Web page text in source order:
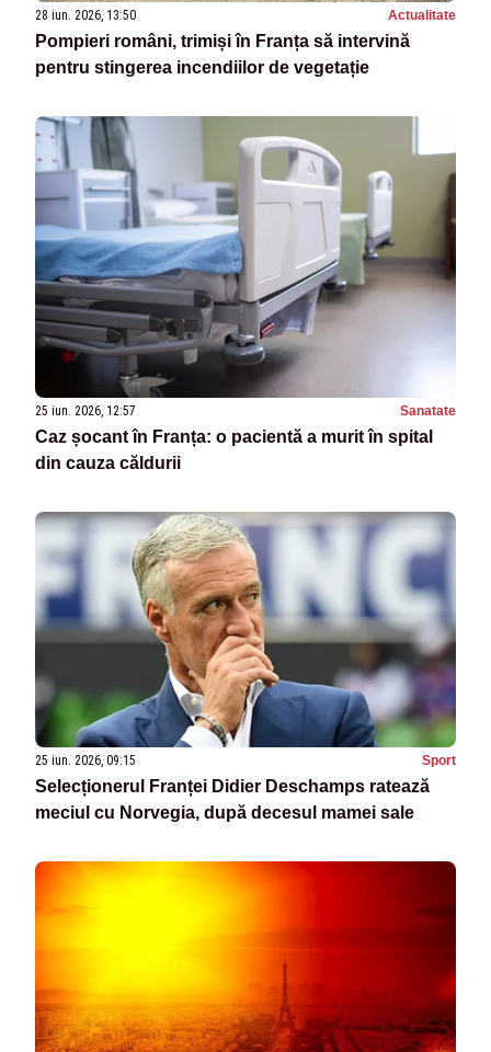
28 iun. 2026, 13:50 Actualitate
Pompieri români, trimiși în Franța să intervină
pentru stingerea incendiilor de vegetație
25 iun. 2026, 12:57 Sanatate
Caz șocant în Franța: o pacientă a murit în spital
din cauza căldurii
25 iun. 2026, 09:15 Sport
Selecționerul Franței Didier Deschamps ratează
meciul cu Norvegia, după decesul mamei sale